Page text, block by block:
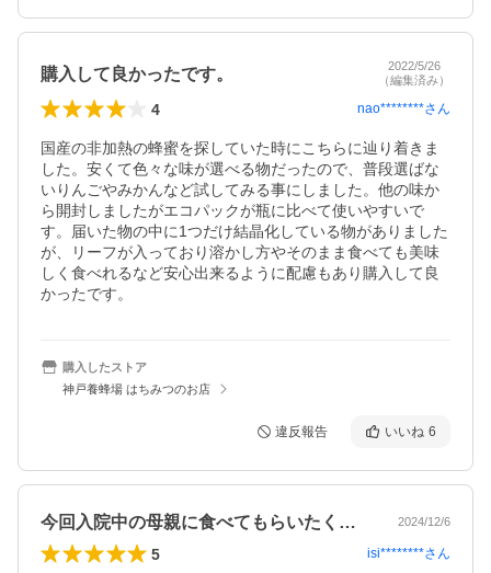
購入して良かったです。
2022/5/26
（編集済み）
4 nao********さん
国産の非加熱の蜂蜜を探していた時にこちらに辿り着きま
した。安くて色々な味が選べる物だったので、普段選ばな
いりんごやみかんなど試してみる事にしました。他の味か
ら開封しましたがエコパックが瓶に比べて使いやすいで
す。届いた物の中に1つだけ結晶化している物がありました
が、リーフが入っており溶かし方やそのまま食べても美味
しく食べれるなど安心出来るように配慮もあり購入して良
かったです。
購入したストア
神戸養蜂場 はちみつのお店
違反報告 いいね 6
今回入院中の母親に食べてもらいたくて購… 2024/12/6
5 isi********さん